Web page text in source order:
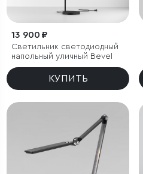
13 900 ₽
Светильник светодиодный
напольный уличный Bevel
КУПИТЬ